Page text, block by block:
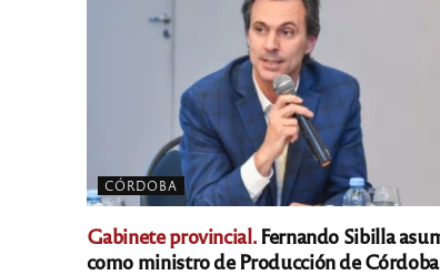
CÓRDOBA
Gabinete provincial.Fernando Sibilla
como ministro de Producción de Córdoba